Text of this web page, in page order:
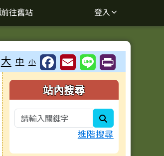
前往舊站 登入
大 中 小
右邊區域內容
站內搜尋
進階搜尋